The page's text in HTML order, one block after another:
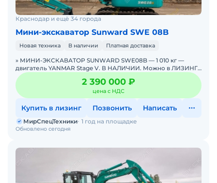
Краснодар и ещё 34 города
Мини-экскаватор Sunward SWE 08B
Новая техника В наличии Платная доставка
» МИНИ-ЭКСКАВАТОР SUNWARD SWE08B — 1 010 кг —
двигатель YANMAR Stage V. В НАЛИЧИИ. Можно в ЛИЗИНГ.
Цена С НДС.Основные параметры: Эксплуатацио
2 390 000 ₽
цена с НДС
Купить в лизинг Позвонить Написать
Обновлено сегодня
МирСпецТехники 1 год на площадке